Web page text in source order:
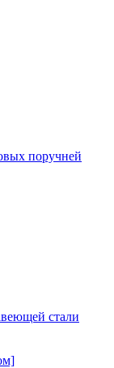
поручней
стали